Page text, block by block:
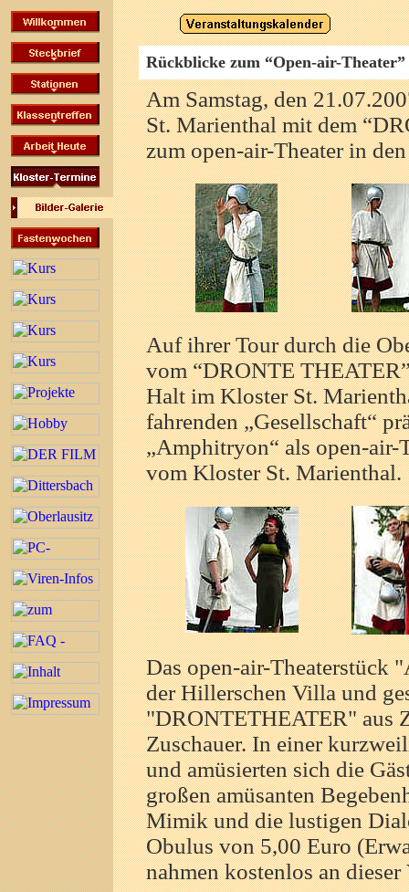
Rückblicke zum “Open-air-Theater”
Am Samstag, den
St. Marienthal mit dem
zum open-air-Theater in
Auf ihrer Tour durch die
vom “DRONTE
Halt im Kloster St.
fahrenden „Gesellschaft“
„Amphitryon“ als open-air-
vom Kloster St. Marienthal.
Das open-air-Theaterstück
der Hillerschen Villa und
"DRONTETHEATER" aus
Zuschauer. In einer
und amüsierten sich die
großen amüsanten
Mimik und die lustigen
Obulus von 5,00 Euro
nahmen kostenlos an